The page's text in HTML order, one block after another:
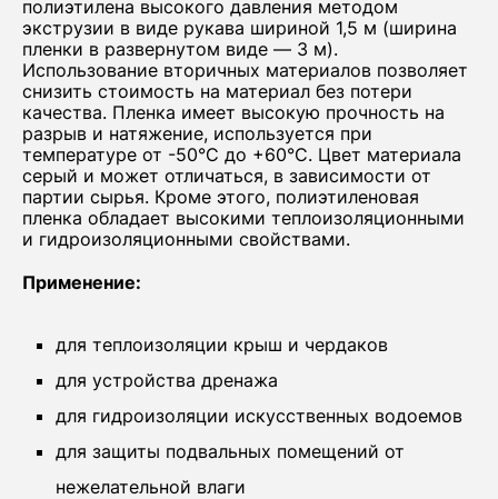
полиэтилена высокого давления методом
экструзии в виде рукава шириной 1,5 м (ширина
пленки в развернутом виде ― 3 м).
Использование вторичных материалов позволяет
снизить стоимость на материал без потери
качества. Пленка имеет высокую прочность на
разрыв и натяжение, используется при
температуре от -50°С до +60°С. Цвет материала
серый и может отличаться, в зависимости от
партии сырья. Кроме этого, полиэтиленовая
пленка обладает высокими теплоизоляционными
и гидроизоляционными свойствами.
Применение:
для теплоизоляции крыш и чердаков
для устройства дренажа
для гидроизоляции искусственных водоемов
для защиты подвальных помещений от
нежелательной влаги